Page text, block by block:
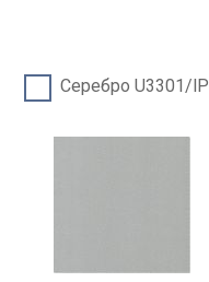
Серебро U3301/lP